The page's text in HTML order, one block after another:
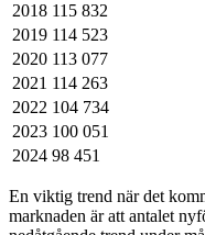
2018 115 832
2019 114 523
2020 113 077
2021 114 263
2022 104 734
2023 100 051
2024 98 451
En viktig trend när det
marknaden är att antalet